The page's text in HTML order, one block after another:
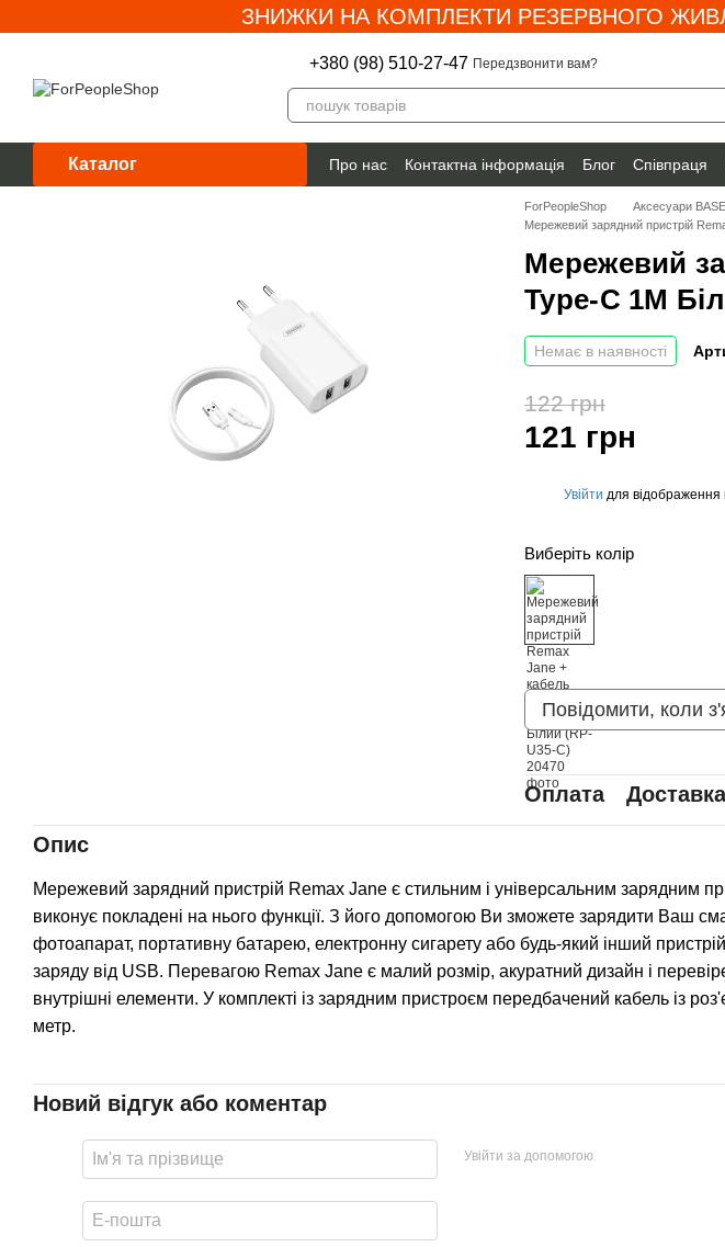
Перейти до основного контентуЗНИЖКИ НА КОМПЛЕКТИ РЕЗЕРВНОГО
+380 (98) 510-27-47 Передзвонити вам?
Каталог Про нас Контактна інформація Блог Співпраця
Гарантія
ForPeopleShop Аксесуари
Мережевий зарядний пристрій
Мережевий
Type-C 1М
Немає в наявності
121 грн
122 грн
Увійти для відображення
Виберіть колір
Повідомити, коли
Оплата Доставка
Опис
Мережевий зарядний пристрій Remax Jane є стильним і універсальним зарядним
виконує покладені на нього функції. З його допомогою Ви зможете зарядити Ваш
фотоапарат, портативну батарею, електронну сигарету або будь-який інший
заряду від USB. Перевагою Remax Jane є малий розмір, акуратний дизайн і
внутрішні елементи. У комплекті із зарядним пристроєм передбачений кабель із
метр.
Новий відгук або коментар
Увійти за допомогою